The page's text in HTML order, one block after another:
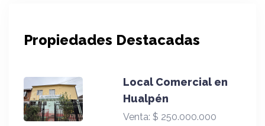
Propiedades Destacadas
Local Comercial en
Hualpén
Venta:$ 250.000.000